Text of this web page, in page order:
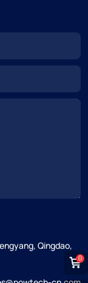
Qingdao,
0